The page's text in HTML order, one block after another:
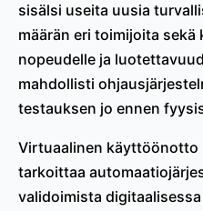
sisälsi useita uusia
määrän eri toimijoita
nopeudelle ja
mahdollisti
testauksen jo ennen
Virtuaalinen käyttöönotto
tarkoittaa
validoimista